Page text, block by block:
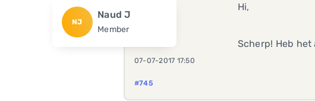
NJ
Naud J
Member
07-07-2017 17:50
#745
Hi,
Scherp! Heb